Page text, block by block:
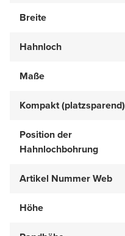
Breite
Hahnloch
Maße
Kompakt (platzsparend)
Position der
Hahnlochbohrung
Artikel Nummer Web
Höhe